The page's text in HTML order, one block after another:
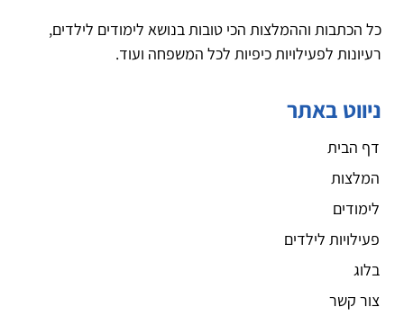
כל הכתבות וההמלצות הכי טובות בנושא לימודים לילדים,
רעיונות לפעילויות כיפיות לכל המשפחה ועוד.
ניווט באתר
דף הבית
המלצות
לימודים
פעילויות לילדים
בלוג
צור קשר